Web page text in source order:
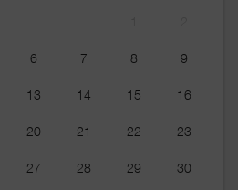
6 7 8 9
13 14 15 16
20 21 22 23
27 28 29 30